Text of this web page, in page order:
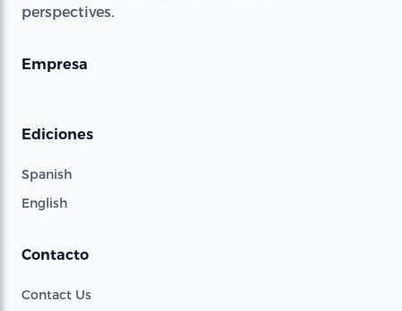
perspectives.
Empresa
Ediciones
Spanish
English
Contacto
Contact Us